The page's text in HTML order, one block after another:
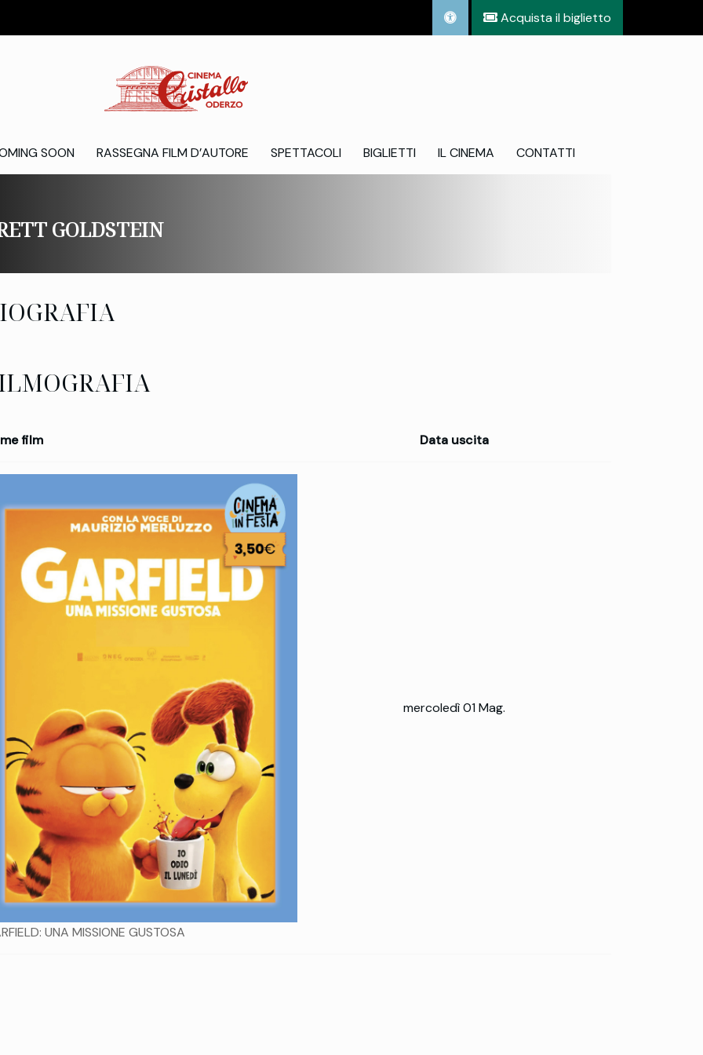
Acquista il biglietto
SOON RASSEGNA FILM D’AUTORE SPETTACOLI BIGLIETTI IL CINEMA CONTATTI
GOLDSTEIN
film Data uscita
UNA MISSIONE GUSTOSA
mercoledì 01 Mag.